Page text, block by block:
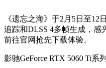
《遗忘之海》于2月5日至
追踪和DLSS 4多帧生成，感
前往官网抢先下载体验。
影驰GeForce RTX 5060 Ti系列